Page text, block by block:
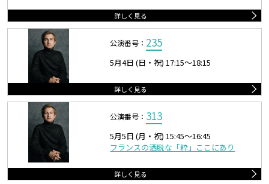
詳しく見る
公演番号： 235
5月4日 (日・祝) 17:15〜18:15
詳しく見る
公演番号： 313
5月5日 (月・祝) 15:45〜16:45
フランスの洒脱な「粋」ここにあり
詳しく見る